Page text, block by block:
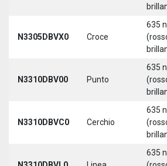
N3305DBVX0 Croce
635
N3310DBV00 Punto
635
N3310DBVC0 Cerchio
635
635